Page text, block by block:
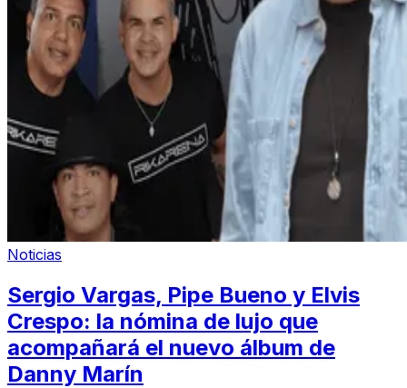
Noticias
Sergio Vargas, Pipe Bueno y Elvis
Crespo: la nómina de lujo que
acompañará el nuevo álbum de
Danny Marín